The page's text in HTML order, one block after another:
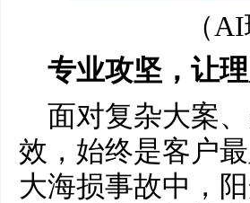
（
专业攻坚，让
面对复杂大案
效，始终是客户
大海损事故中，